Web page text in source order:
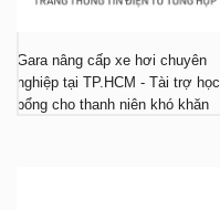
Gara nâng cấp xe hơi chuyên
nghiệp tại TP.HCM - Tài trợ học
bổng cho thanh niên khó khăn